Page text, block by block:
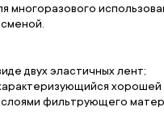
многоразового
двух эластичных лент;
фильтрующего